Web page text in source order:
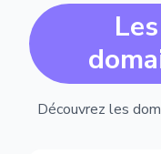
Découvrez les